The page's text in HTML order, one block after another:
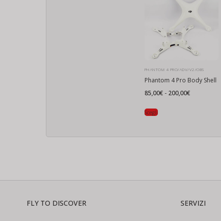
PHANTOM 4 PRO/ADV/V2/OBS
Phantom 4 Pro Body Shell
85,00€ - 200,00€Fascia
Scegli
FLY TO DISCOVER SERVIZI